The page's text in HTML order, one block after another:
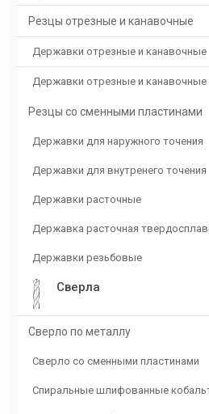
Резцы отрезные и канавочные
Державки отрезные и канавочные
Державки отрезные и канавочные
Резцы со сменными пластинами
Державки для наружного точения
Державки для внутренего точения
Державки расточные
Державка расточная
Державки резьбовые
Сверла
Сверло по металлу
Сверло со сменными пластинами
Спиральные шлифованные